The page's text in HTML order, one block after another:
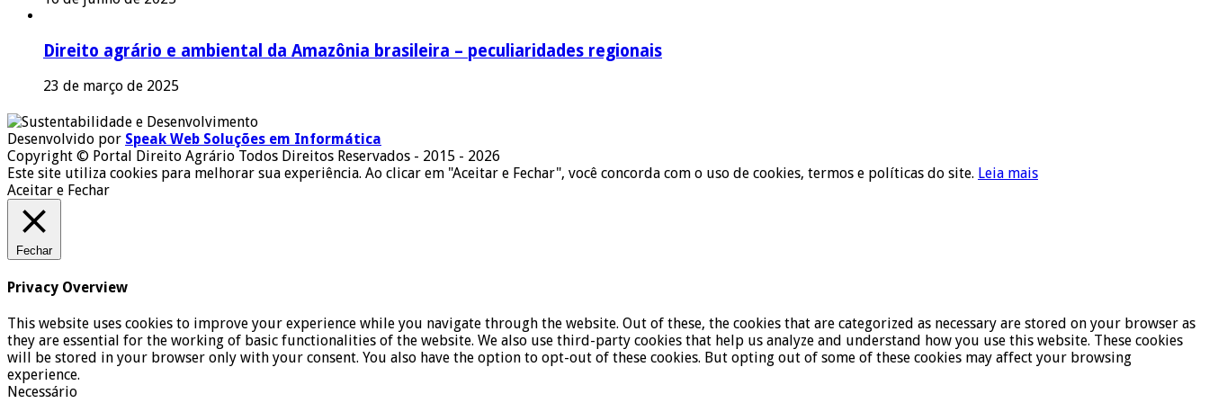
Direito agrário e ambiental da Amazônia brasileira – peculiaridades regionais
23 de março de 2025
Desenvolvido por Speak Web Soluções em Informática
Copyright © Portal Direito Agrário Todos Direitos Reservados - 2015 - 2026
Este site utiliza cookies para melhorar sua experiência. Ao clicar em "Aceitar e Fechar", você concorda com o uso de cookies, termos e políticas do site. Leia mais
Aceitar e Fechar
Fechar
Privacy Overview
This website uses cookies to improve your experience while you navigate through the website. Out of these, the cookies that are categorized as necessary are stored on your browser as
they are essential for the working of basic functionalities of the website. We also use third-party cookies that help us analyze and understand how you use this website. These cookies
will be stored in your browser only with your consent. You also have the option to opt-out of these cookies. But opting out of some of these cookies may affect your browsing
experience.
Necessário